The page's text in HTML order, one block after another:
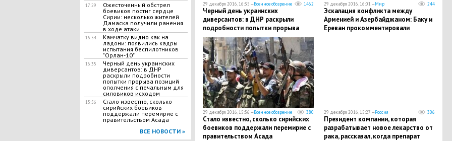
17:29
Ожесточенный обстрел
боевиков постиг сердце
Сирии: несколько жителей
Дамаска получили ранения
в ходе атаки
16:54
Камчатку видно как на
ладони: появились кадры
испытания беспилотников
"Орлан-10"
16:35
Черный день украинских
диверсантов: в ДНР
раскрыли подробности
попытки прорыва позиций
ополчения с печальным для
силовиков исходом
15:56
Стало известно, сколько
сирийских боевиков
поддержали перемирие с
правительством Асада
ВСЕ НОВОСТИ »
29 декабря 2016, 16:35 —Военное обозрение 1462
Черный день украинских
диверсантов: в ДНР раскрыли
подробности попытки прорыва
позиций ополчения с печальным для
силовиков исходом
29 декабря 2016, 16:01 —Мир 244
Эскалация конфликта между
Арменией и Азербайджаном: Баку и
Ереван прокомментировали
29 декабря 2016, 15:56 —Военное обозрение 380
Стало известно, сколько сирийских
боевиков поддержали перемирие с
правительством Асада
29 декабря 2016, 15:27 —Россия 306
Президент компании, которая
разрабатывает новое лекарство от
рака, рассказал, когда препарат